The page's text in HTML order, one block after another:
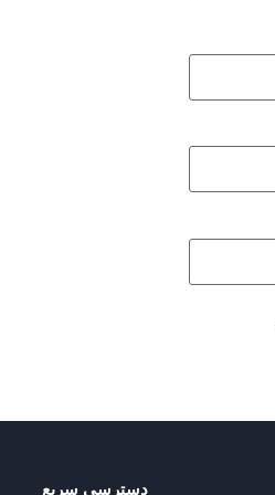
دسترسی سریع